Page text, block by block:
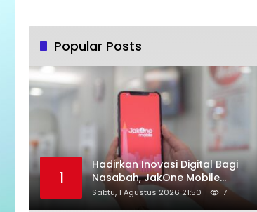
Popular Posts
1
Hadirkan Inovasi Digital Bagi
Nasabah, JakOne Mobile
Antar Bank Jakarta Sukses
Raih Digital Excellence
Sabtu, 1 Agustus 2026 21:50 7